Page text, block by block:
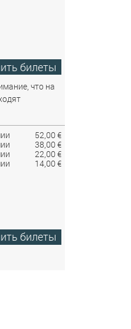
билеты
что на
52,00 €
38,00 €
22,00 €
14,00 €
билеты